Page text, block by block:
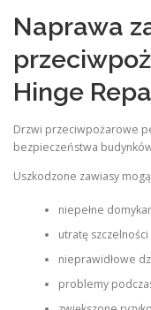
Naprawa
Hinge
Drzwi przeciwpożarowe
bezpieczeństwa
Uszkodzone zawiasy
niepełne
utratę
nieprawidłowe
problemy